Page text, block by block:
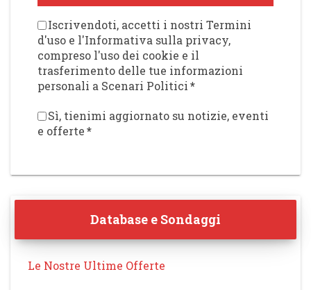
Iscrivendoti, accetti i nostri Termini
d'uso e l'Informativa sulla privacy,
compreso l'uso dei cookie e il
trasferimento delle tue informazioni
personali a Scenari Politici*
Sì, tienimi aggiornato su notizie, eventi
e offerte*
Database e Sondaggi
Le Nostre Ultime Offerte